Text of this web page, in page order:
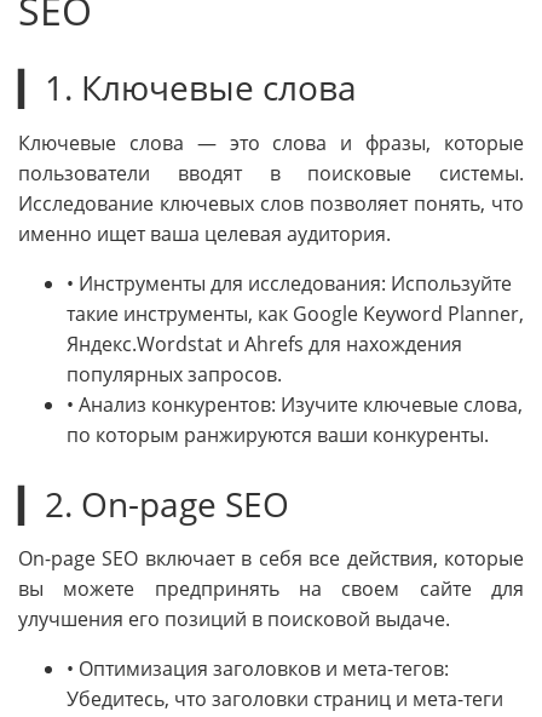
▎1. Ключевые слова
Ключевые слова — это слова и фразы, которые
пользователи вводят в поисковые системы.
Исследование ключевых слов позволяет понять, что
именно ищет ваша целевая аудитория.
• Инструменты для исследования: Используйте
такие инструменты, как Google Keyword Planner,
Яндекс.Wordstat и Ahrefs для нахождения
популярных запросов.
• Анализ конкурентов: Изучите ключевые слова,
по которым ранжируются ваши конкуренты.
▎2. On-page SEO
On-page SEO включает в себя все действия, которые
вы можете предпринять на своем сайте для
улучшения его позиций в поисковой выдаче.
• Оптимизация заголовков и мета-тегов:
Убедитесь, что заголовки страниц и мета-теги